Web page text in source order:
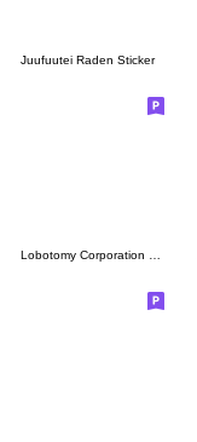
Juufuutei Raden Sticker
Lobotomy Corporation Sephira